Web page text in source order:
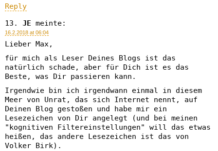
Reply
JE meinte:
16.2.2018 at 06:04
Lieber Max,
für mich als Leser Deines Blogs ist das
natürlich schade, aber für Dich ist es das
Beste, was Dir passieren kann.
Irgendwie bin ich irgendwann einmal in diesem
Meer von Unrat, das sich Internet nennt, auf
Deinen Blog gestoßen und habe mir ein
Lesezeichen von Dir angelegt (und bei meinen
"kognitiven Filtereinstellungen" will das etwas
heißen, das andere Lesezeichen ist das von
Volker Birk).